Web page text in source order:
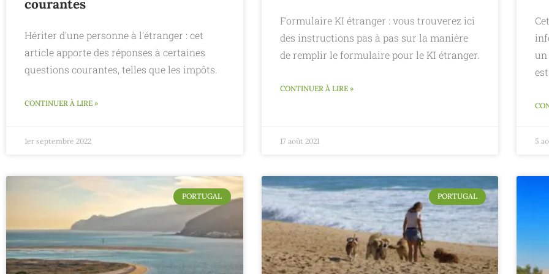
courantes
Hériter d'une personne à l'étranger : cet
article apporte des réponses à certaines
questions courantes, telles que les impôts.
CONTINUER À LIRE »
1er septembre 2022
Formulaire KI étranger : vous trouverez ici
des instructions pas à pas sur la manière
de remplir le formulaire pour le KI étranger.
CONTINUER À LIRE »
17 août 2021
un
5
PORTUGAL PORTUGAL